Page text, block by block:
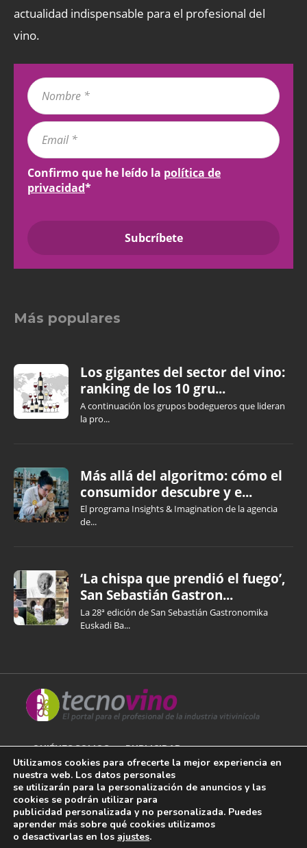
actualidad indispensable para el profesional del
vino.
Confirmo que he leído la política de
privacidad*
Más populares
Los gigantes del sector del vino:
ranking de los 10 gru...
A continuación los grupos bodegueros que lideran
la pro...
Más allá del algoritmo: cómo el
consumidor descubre y e...
El programa Insights & Imagination de la agencia
de...
‘La chispa que prendió el fuego’,
San Sebastián Gastron...
La 28ª edición de San Sebastián Gastronomika
Euskadi Ba...
QUIÉNES SOMOS PUBLICIDAD
AVISO LEGAL
POLÍTICA DE COOKIES
POLÍTICA DE PRIVACIDAD
Utilizamos cookies para ofrecerte la mejor experiencia en
nuestra web. Los datos personales
se utilizarán para la personalización de anuncios y las
cookies se podrán utilizar para
publicidad personalizada y no personalizada. Puedes
aprender más sobre qué cookies utilizamos
o desactivarlas en los ajustes.